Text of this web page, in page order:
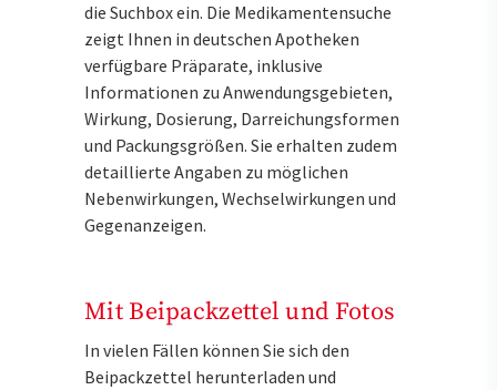
die Suchbox ein. Die Medikamentensuche
zeigt Ihnen in deutschen Apotheken
verfügbare Präparate, inklusive
Informationen zu Anwendungsgebieten,
Wirkung, Dosierung, Darreichungsformen
und Packungsgrößen. Sie erhalten zudem
detaillierte Angaben zu möglichen
Nebenwirkungen, Wechselwirkungen und
Gegenanzeigen.
Mit Beipackzettel und Fotos
In vielen Fällen können Sie sich den
Beipackzettel herunterladen und